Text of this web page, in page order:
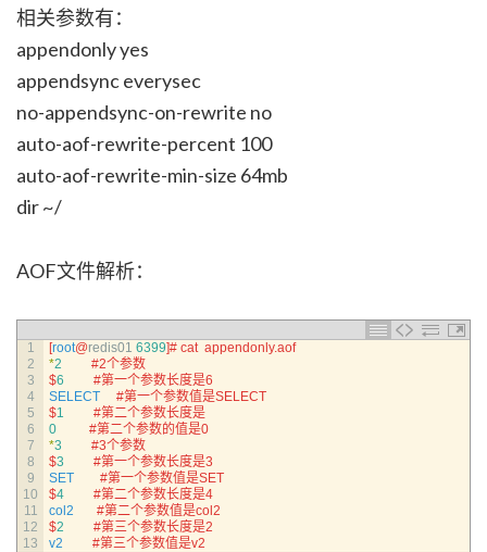
相关参数有：
appendonly yes
appendsync everysec
no-appendsync-on-rewrite no
auto-aof-rewrite-percent 100
auto-aof-rewrite-min-size 64mb
dir ~/
AOF文件解析：
1
2
3
4
5
6
7
8
9
10
11
12
13
[root@redis01 6399]# cat  appendonly.aof
*2
#2个参数
$6
#第一个参数长度是6
SELECT
#第一个参数值是SELECT
$1
#第二个参数长度是
0
#第二个参数的值是0
*3
#3个参数
$3
#第一个参数长度是3
SET
#第一个参数值是SET
$4
#第二个参数长度是4
col2
#第二个参数值是col2
$2
#第三个参数长度是2
v2
#第三个参数值是v2